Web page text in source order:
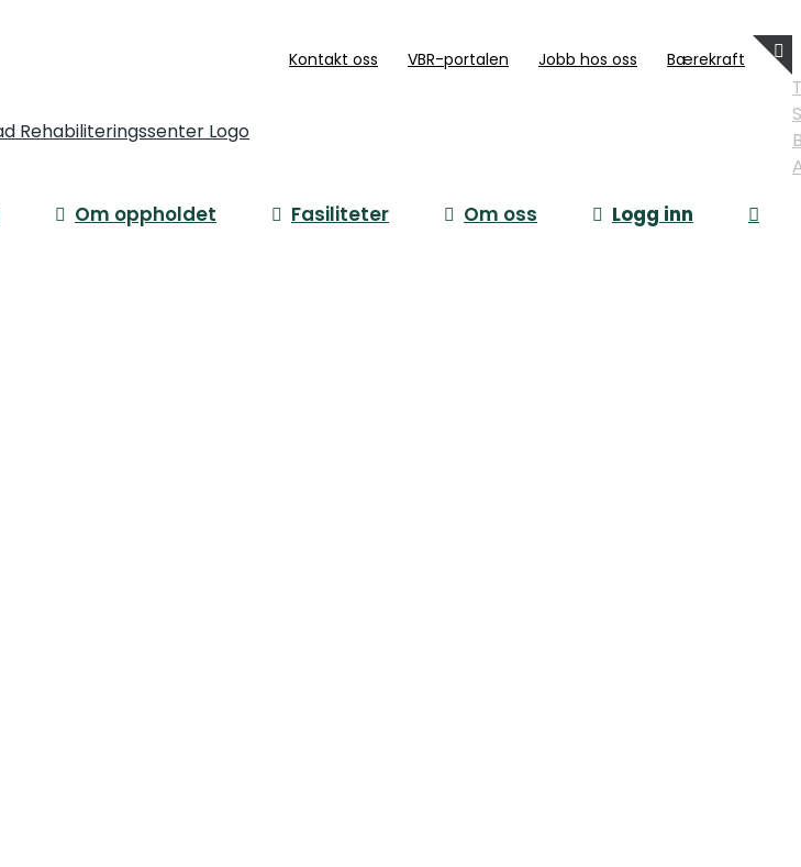
Kontakt oss VBR-portalen Jobb hos oss Bærekraft
Om oppholdet Fasiliteter Om oss Logg inn